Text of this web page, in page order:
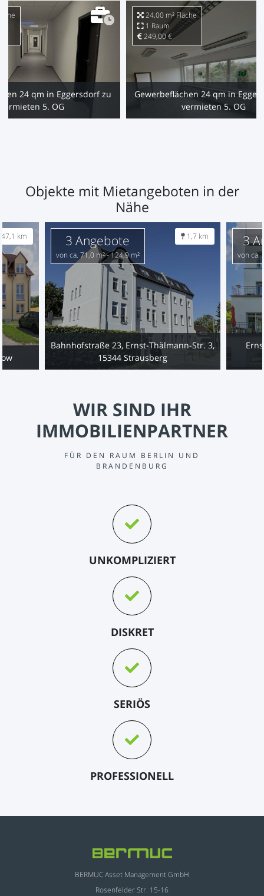
24 qm in Eggersdorf zu
vermieten 5. OG
Gewerbeflächen 24 qm in
vermieten 5. OG
24,00 m² Fläche
1 Raum
249,00 €
Objekte mit Mietangeboten in der
Nähe
km 1,7 km
Bahnhofstraße 23, Ernst-Thälmann-Str. 3,
15344 Strausberg
3 Angebote
von ca. 71,0 m² - 124,9 m²
3
von ca.
WIR SIND IHR
IMMOBILIENPARTNER
FÜR DEN RAUM BERLIN UND
BRANDENBURG
UNKOMPLIZIERT
DISKRET
SERIÖS
PROFESSIONELL
BERMUC Asset Management GmbH
Rosenfelder Str. 15-16